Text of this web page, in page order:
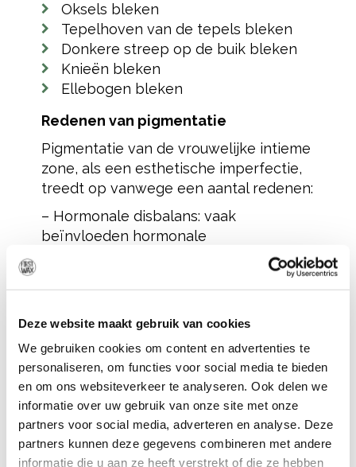
Deze website maakt gebruik van cookies
We gebruiken cookies om content en advertenties te
personaliseren, om functies voor social media te bieden
en om ons websiteverkeer te analyseren. Ook delen we
informatie over uw gebruik van onze site met onze
partners voor social media, adverteren en analyse. Deze
partners kunnen deze gegevens combineren met andere
informatie die u aan ze heeft verstrekt of die ze hebben
Oksels bleken
Tepelhoven van de tepels bleken
Donkere streep op de buik bleken
Knieën bleken
Ellebogen bleken
Redenen van pigmentatie
Pigmentatie van de vrouwelijke intieme
zone, als een esthetische imperfectie,
treedt op vanwege een aantal redenen:
– Hormonale disbalans: vaak
beïnvloeden hormonale
onevenwichtigheden de conditie van
de huid en bloedvaten. Het is in de
intieme delen van het lichaam,
bijvoorbeeld tijdens borstvoeding of
tijdens leeftijdsgebonden
veranderingen in het lichaam dat
intieme delen kunnen donkerder
worden.
– Leeftijdsveranderingen: leeftijd blijkt
een andere risicofactor te zijn. In de
loop der jaren veranderen zowel de